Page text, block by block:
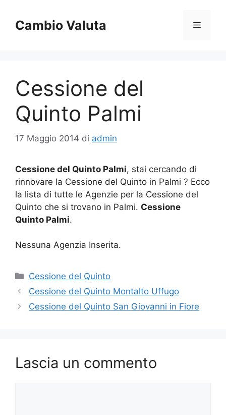
contenuto
Cambio Valuta Menu
Cessione del
Quinto Palmi
17 Maggio 2014 di admin
Cessione del Quinto Palmi, stai cercando di
rinnovare la Cessione del Quinto in Palmi ? Ecco
la lista di tutte le Agenzie per la Cessione del
Quinto che si trovano in Palmi. Cessione
Quinto Palmi.
Nessuna Agenzia Inserita.
Categorie
Cessione del Quinto
Cessione del Quinto Montalto Uffugo
Cessione del Quinto San Giovanni in Fiore
Lascia un commento